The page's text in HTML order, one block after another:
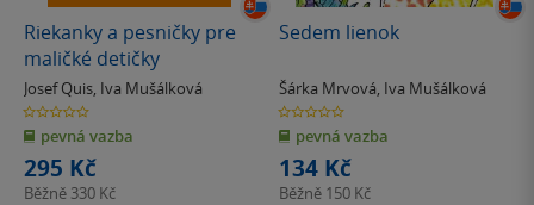
Riekanky a pesničky pre
maličké detičky
Josef Quis, Iva Mušálková
0.0
z
5
hvězdiček
pevná vazba
295 Kč
Běžně 330 Kč
Sedem lienok
Šárka Mrvová, Iva Mušálková
0.0
z
5
hvězdiček
pevná vazba
134 Kč
Běžně 150 Kč